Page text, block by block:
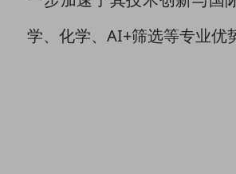
学、化学、AI+筛选等专业优